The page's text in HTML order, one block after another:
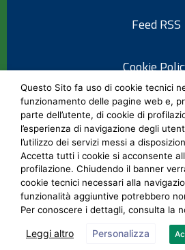
Feed RSS
Cookie
Informativa
Note legali
Social Media
Questo Sito fa uso di cookie tecnici
funzionamento delle pagine web e,
parte dell’utente, di cookie di
l’esperienza di navigazione degli
l’utilizzo dei servizi messi a
Accetta tutti i cookie si acconsente
profilazione. Chiudendo il banner
cookie tecnici necessari alla
funzionalità aggiuntive potrebbero
Per conoscere i dettagli, consulta la
Leggi altro Personalizza